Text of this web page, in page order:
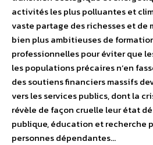
activités les plus polluantes et
vaste partage des richesses et de
bien plus ambitieuses de
professionnelles pour éviter que
les populations précaires n’en
des soutiens financiers massifs
vers les services publics, dont la
révèle de façon cruelle leur état
publique, éducation et recherche
personnes dépendantes…